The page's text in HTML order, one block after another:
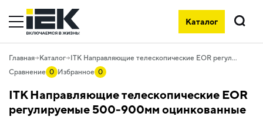
Каталог
Поиск
Главная Каталог
ITK Направляющие телескопические EOR регулируемые 500-900мм оцинкованные
Сравнение 0 Избранное 0
ITK Направляющие телескопические EOR
регулируемые 500-900мм оцинкованные